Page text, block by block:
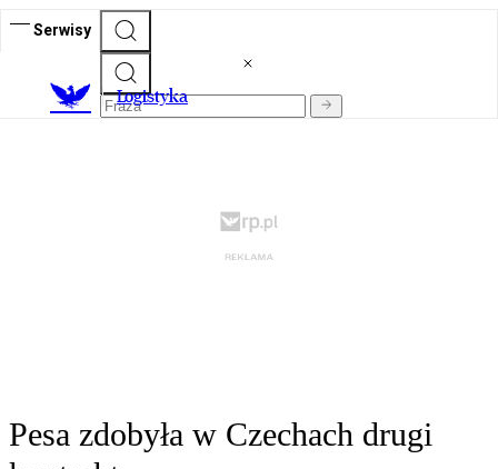
Serwisy
Logistyka
Pesa zdobyła w Czechach drugi